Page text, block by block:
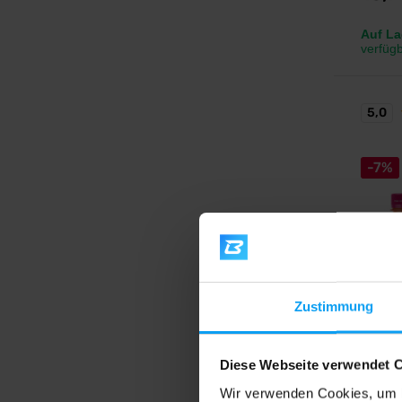
Zustimmung
Diese Webseite verwendet
Wir verwenden Cookies,
Auf
-7%
ohne
5,0